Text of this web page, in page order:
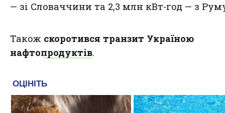
— зі Словаччини та 2,3 млн кВт-год — з
Також скоротився транзит Україною
нафтопродуктів.